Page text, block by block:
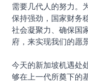
需要几代人的努力。
保持强劲，国家财务
社会凝聚力、确保国
府，来实现我们的愿景
今天的新加坡机遇处
够在上一代所奠下的